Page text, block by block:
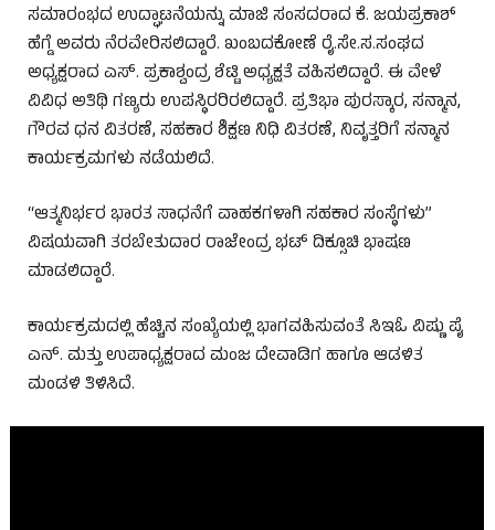
ಸಮಾರಂಭದ ಉದ್ಘಾಟನೆಯನ್ನು ಮಾಜಿ ಸಂಸದರಾದ ಕೆ. ಜಯಪ್ರಕಾಶ್‌
ಹೆಗ್ಡೆ ಅವರು ನೆರವೇರಿಸಲಿದ್ದಾರೆ. ಖಂಬದಕೋಣೆ ರೈ.ಸೇ.ಸ.ಸಂಘದ
ಅಧ್ಯಕ್ಷರಾದ ಎಸ್‌. ಪ್ರಕಾಶ್ವಂದ್ರ ಶೆಟ್ಟಿ ಅಧ್ಯಕ್ಷತೆ ವಹಿಸಲಿದ್ದಾರೆ. ಈ ವೇಳೆ
ವಿವಿಧ ಅತಿಥಿ ಗಣ್ಯರು ಉಪಸ್ಥಿರರಿರಲಿದ್ದಾರೆ. ಪ್ರತಿಭಾ ಪುರಸ್ಕಾರ, ಸನ್ಮಾನ,
ಗೌರವ ಧನ ವಿತರಣೆ, ಸಹಕಾರ ಶಿಕ್ಷಣ ನಿಧಿ ವಿತರಣೆ, ನಿವೃತ್ತರಿಗೆ ಸನ್ಮಾನ
ಕಾರ್ಯಕ್ರಮಗಳು ನಡೆಯಲಿದೆ.
“ಆತ್ಮನಿರ್ಭರ ಭಾರತ ಸಾಧನೆಗೆ ವಾಹಕಗಳಾಗಿ ಸಹಕಾರ ಸಂಸ್ಥೆಗಳು”
ವಿಷಯವಾಗಿ ತರಬೇತುದಾರ ರಾಜೇಂದ್ರ ಭಟ್‌ ದಿಕ್ಸೂಚಿ ಭಾಷಣ
ಮಾಡಲಿದ್ದಾರೆ.
ಕಾರ್ಯಕ್ರಮದಲ್ಲಿ ಹೆಚ್ಚಿನ ಸಂಖ್ಯೆಯಲ್ಲಿ ಭಾಗವಹಿಸುವಂತೆ ಸಿಇಓ ವಿಷ್ಣು ಪೈ
ಎನ್‌. ಮತ್ತು ಉಪಾಧ್ಯಕ್ಷರಾದ ಮಂಜ ದೇವಾಡಿಗ ಹಾಗೂ ಆಡಳಿತ
ಮಂಡಳಿ ತಿಳಿಸಿದೆ.